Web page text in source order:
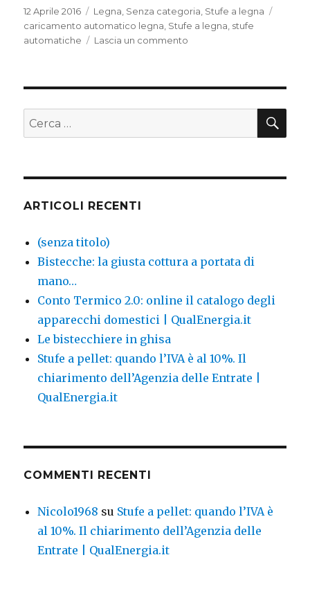
c
e
o
o
k
at
s
p
p
it
te
Pubblicato
il
12 Aprile 2016 Categorie
Legna, Senza categoria, Stufe a legna
caricamento automatico legna, Stufe a legna, stufe
automatiche
Lascia un commento
finita.
la
Cerca:
ARTICOLI RECENTI
(senza titolo)
Bistecche: la giusta cottura a portata di
mano…
Conto Termico 2.0: online il catalogo degli
apparecchi domestici | QualEnergia.it
Le bistecchiere in ghisa
Stufe a pellet: quando l’IVA è al 10%. Il
chiarimento dell’Agenzia delle Entrate |
QualEnergia.it
COMMENTI RECENTI
Nicolo1968 su Stufe a pellet: quando l’IVA è
al 10%. Il chiarimento dell’Agenzia delle
Entrate | QualEnergia.it